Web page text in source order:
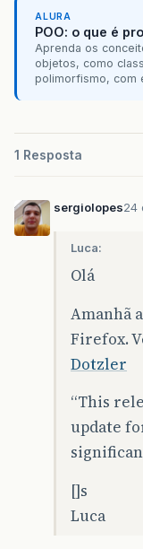
ALURA
POO: o que é
Aprenda os
objetos, como
polimorfismo, com
1 Resposta
sergiolopes24
Luca:
Olá
Amanhã
Firefox.
Dotzler
“This
update
[]s
Luca